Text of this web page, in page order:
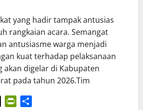
yang hadir tampak antusias
rangkaian acara. Semangat
antusiasme warga menjadi
kuat terhadap pelaksanaan
akan digelar di Kabupaten
pada tahun 2026.Tim